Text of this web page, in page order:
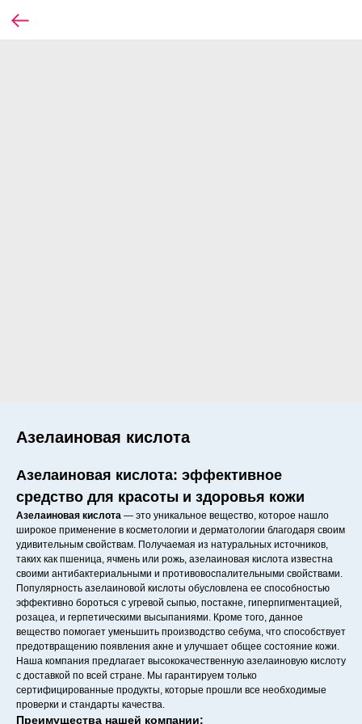
Азелаиновая кислота
Азелаиновая кислота: эффективное
средство для красоты и здоровья кожи
Азелаиновая кислота — это уникальное вещество, которое нашло
широкое применение в косметологии и дерматологии благодаря своим
удивительным свойствам. Получаемая из натуральных источников,
таких как пшеница, ячмень или рожь, азелаиновая кислота известна
своими антибактериальными и противовоспалительными свойствами.
Популярность азелаиновой кислоты обусловлена ее способностью
эффективно бороться с угревой сыпью, постакне, гиперпигментацией,
розацеа, и герпетическими высыпаниями. Кроме того, данное
вещество помогает уменьшить производство себума, что способствует
предотвращению появления акне и улучшает общее состояние кожи.
Наша компания предлагает высококачественную азелаиновую кислоту
с доставкой по всей стране. Мы гарантируем только
сертифицированные продукты, которые прошли все необходимые
проверки и стандарты качества.
Преимущества нашей компании: